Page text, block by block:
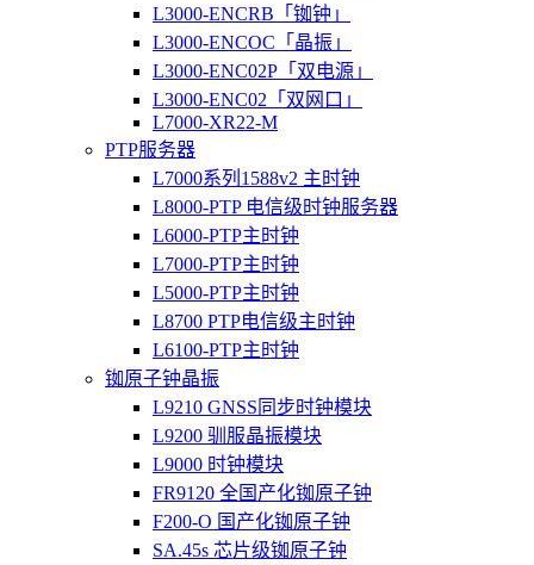
L3000-ENCRB「铷钟」
L3000-ENCOC「晶振」
L3000-ENC02P「双电源」
L3000-ENC02「双网口」
L7000-XR22-M
PTP服务器
L7000系列1588v2 主时钟
L8000-PTP 电信级时钟服务器
L6000-PTP主时钟
L7000-PTP主时钟
L5000-PTP主时钟
L8700 PTP电信级主时钟
L6100-PTP主时钟
铷原子钟晶振
L9210 GNSS同步时钟模块
L9200 驯服晶振模块
L9000 时钟模块
FR9120 全国产化铷原子钟
F200-O 国产化铷原子钟
SA.45s 芯片级铷原子钟